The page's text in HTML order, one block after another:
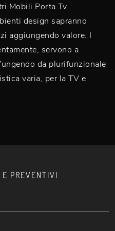
Mobili Porta Tv
design sapranno
aggiungendo valore. I
servono a
da plurifunzionale
varia, per la TV e
PREVENTIVI